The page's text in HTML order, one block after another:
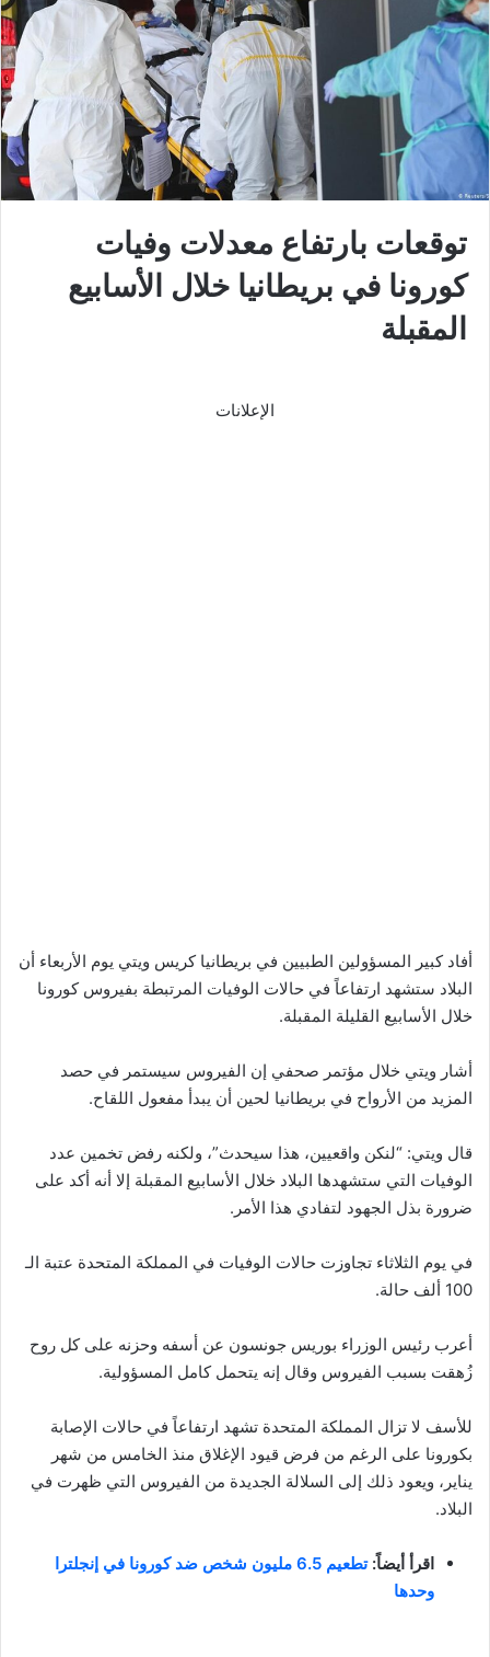
توقعات بارتفاع معدلات وفيات
كورونا في بريطانيا خلال الأسابيع
المقبلة
الإعلانات
أفاد كبير المسؤولين الطبيين في بريطانيا كريس ويتي يوم الأربعاء أن
البلاد ستشهد ارتفاعاً في حالات الوفيات المرتبطة بفيروس كورونا
خلال الأسابيع القليلة المقبلة.
أشار ويتي خلال مؤتمر صحفي إن الفيروس سيستمر في حصد
المزيد من الأرواح في بريطانيا لحين أن يبدأ مفعول اللقاح.
قال ويتي: “لنكن واقعيين، هذا سيحدث”، ولكنه رفض تخمين عدد
الوفيات التي ستشهدها البلاد خلال الأسابيع المقبلة إلا أنه أكد على
ضرورة بذل الجهود لتفادي هذا الأمر.
في يوم الثلاثاء تجاوزت حالات الوفيات في المملكة المتحدة عتبة الـ
100 ألف حالة.
أعرب رئيس الوزراء بوريس جونسون عن أسفه وحزنه على كل روح
زُهقت بسبب الفيروس وقال إنه يتحمل كامل المسؤولية.
للأسف لا تزال المملكة المتحدة تشهد ارتفاعاً في حالات الإصابة
بكورونا على الرغم من فرض قيود الإغلاق منذ الخامس من شهر
يناير، ويعود ذلك إلى السلالة الجديدة من الفيروس التي ظهرت في
البلاد.
اقرأ أيضاً:
تطعيم 6.5 مليون شخص ضد كورونا في إنجلترا
وحدها